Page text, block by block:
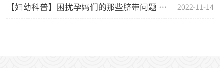
【妇幼科普】困扰孕妈们的那些脐带问题 产科专家都告诉您 2022-11-14